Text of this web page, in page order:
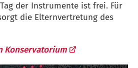
der Instrumente ist frei. Für
die Elternvertretung des
Konservatorium